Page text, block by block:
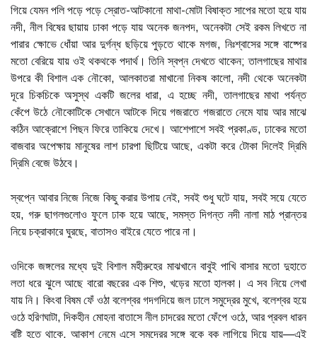
গিয়ে যেমন পলি পড়ে পড়ে স্রোত-আটকানো মাথা-মোটা বিষাক্ত সাপের মতো হয়ে যায়
নদী, নীল বিষের ছায়ায় ঢাকা পড়ে যায় অনেক জনপদ, অনেকটা সেই রকম লিখতে না
পারার ক্ষোভে ধোঁয়া আর দুর্গন্ধ ছড়িয়ে পুড়তে থাকে মগজ, নিঃশ্বাসের সঙ্গে বাষ্পের
মতো বেরিয়ে যায় ওই থকথকে পদার্থ। তিনি স্বপ্ন দেখতে থাকেন; তালগাছের মাথার
উপরে কী বিশাল এক নৌকো, আলকাতরা মাখানো নিকষ কালো, নদী থেকে অনেকটা
দূরে চিকচিকে অসুস্থ একটি জলের ধারা, এ হচ্ছে নদী, তালগাছের মাথা পর্যন্ত
কেঁপে উঠে নৌকোটিকে সেখানে আটকে দিয়ে গজরাতে গজরাতে নেমে যায় আর মাঝে
কঠিন আক্রোশে পিছন ফিরে তাকিয়ে দেখে। আশেপাশে সবই প্রকাণ্ড, ঢাকের মতো
বাজবার অপেক্ষায় মানুষের লাশ চারপা ছিটিয়ে আছে, একটা করে টোকা দিলেই দ্রিমি
দ্রিমি বেজে উঠবে।
স্বপ্নে আবার নিজে নিজে কিছু করার উপায় নেই, সবই শুধু ঘটে যায়, সবই সয়ে যেতে
হয়, গরু ছাগলগুলোও ফুলে ঢাক হয়ে আছে, সমস্ত দিগন্ত নদী নালা মাঠ প্রান্তর
নিয়ে চক্রাকারে ঘুরছে, বাতাসও বাইরে যেতে পারে না।
ওদিকে জঙ্গলের মধ্যে দুই বিশাল মহীরুহের মাঝখানে বাবুই পাখি বাসার মতো দুহাতে
লতা ধরে ঝুলে আছে বারো বছরের এক শিশু, খড়ের মতো হালকা। এ সব নিয়ে লেখা
যায় নি। কিংবা বিষম ফেঁ ওঠা বলেশ্বর গদগদিয়ে জল ঢালে সমুদ্রের মুখে, বলেশ্বর হয়ে
ওঠে হরিণঘাটা, দিকহীন মোহনা বাতাসে নীল চাদরের মতো ফেঁপে ওঠে, আর প্রবল ধারন
বৃষ্টি হতে থাকে, আকাশ নেমে এসে সমুদ্রের সঙ্গে বুকে বুক লাগিয়ে দিয়ে যায়—এই